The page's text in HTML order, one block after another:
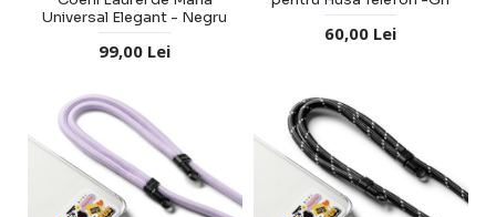
Universal Elegant - Negru
99,00 Lei
60,00 Lei